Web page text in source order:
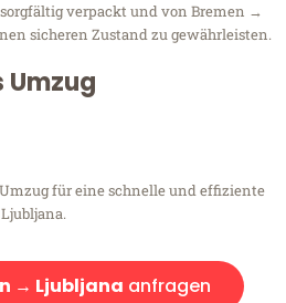
verpackt und von Bremen →
sicheren Zustand zu gewährleisten.
Umzug
für eine schnelle und effiziente
→ Ljubljana anfragen